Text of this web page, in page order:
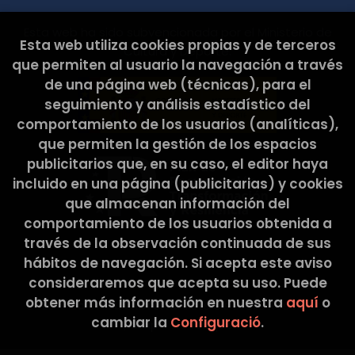
hola@latribullibreria.com 2. CARÀCTER
OBLIGATORI O FACULTATIU DE LA INFORMACIÓ
FACILITADA PER L’USUARI Els Usuaris, mitjançant la
marcació de les caselles corresponents i entrada
de dades en els camps, marcats amb un asterisc
(*) en el formulari de contacte o presentats en
formularis de descàrrega, accepten
expressament i de forma lliure i inequívoca, que
les seves dades són necessàries per atendre la
seva petició, per part del prestador, sent
voluntària la inclusió de dades en els camps
restants. L’Usuari garanteix que les dades
personals facilitades al RESPONSABLE són veraces
i es fa responsable de comunicar qualsevol
modificació de les mateixes. El RESPONSABLE
informa i garanteix expressament als usuaris que
les seves dades personals no seran cedides en
cap cas a tercers, i que sempre que realitzés
algun tipus de cessió de dades personals, es
Cultura y Deporte.
2026 ©La Tribu Llibreria. Tots els Drets Reservats
|Grupo Trevenque
Esta web utiliza cookies propias y de terceros
que permiten al usuario la navegación a través
de una página web (técnicas), para el
seguimiento y análisis estadístico del
comportamiento de los usuarios (analíticas),
que permiten la gestión de los espacios
publicitarios que, en su caso, el editor haya
incluido en una página (publicitarias) y cookies
que almacenan información del
comportamiento de los usuarios obtenida a
través de la observación continuada de sus
hábitos de navegación. Si acepta este aviso
consideraremos que acepta su uso. Puede
obtener más información en nuestra aquí o
cambiar la Configuració.